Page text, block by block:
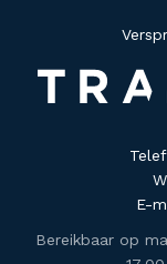
E-
Bereikbaar op